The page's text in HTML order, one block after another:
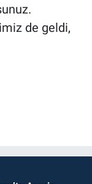
de geldi,